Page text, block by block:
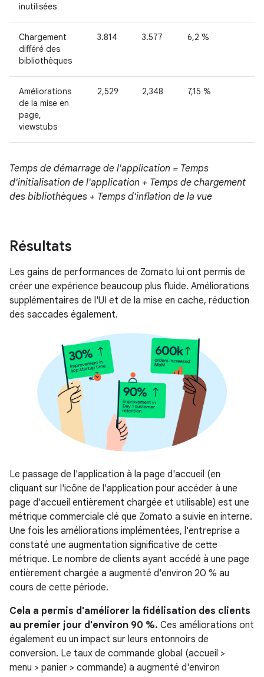
inutilisées
Chargement
différé des
bibliothèques
3.814 3.577 6,2 %
Améliorations
de la mise en
page,
viewstubs
2,529 2,348 7,15 %
Temps de démarrage de l'application = Temps
d'initialisation de l'application + Temps de chargement
des bibliothèques + Temps d'inflation de la vue
Résultats
Les gains de performances de Zomato lui ont permis de
créer une expérience beaucoup plus fluide. Améliorations
supplémentaires de l'UI et de la mise en cache, réduction
des saccades également.
Le passage de l'application à la page d'accueil (en
cliquant sur l'icône de l'application pour accéder à une
page d'accueil entièrement chargée et utilisable) est une
métrique commerciale clé que Zomato a suivie en interne.
Une fois les améliorations implémentées, l'entreprise a
constaté une augmentation significative de cette
métrique. Le nombre de clients ayant accédé à une page
entièrement chargée a augmenté d'environ 20 % au
cours de cette période.
Cela a permis d'améliorer la fidélisation des clients
au premier jour d'environ 90 %. Ces améliorations ont
également eu un impact sur leurs entonnoirs de
conversion. Le taux de commande global (accueil >
menu > panier > commande) a augmenté d'environ